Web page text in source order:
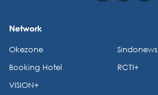
Network
Okezone
Booking Hotel
VISION+
Sindonews
RCTI+